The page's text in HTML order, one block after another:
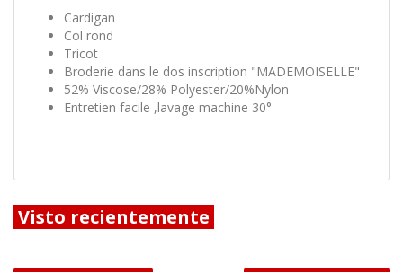
Cardigan
Col rond
Tricot
Broderie dans le dos inscription "MADEMOISELLE"
52% Viscose/28% Polyester/20%Nylon
Entretien facile ,lavage machine 30°
Visto recientemente